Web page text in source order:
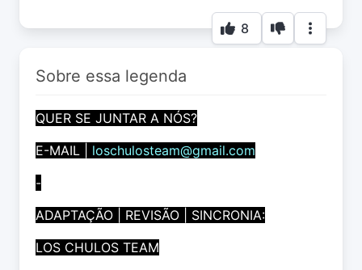
8
Sobre essa legenda
QUER SE JUNTAR A NÓS?
E-MAIL | loschulosteam@gmail.com
-
ADAPTAÇÃO | REVISÃO | SINCRONIA:
LOS CHULOS TEAM